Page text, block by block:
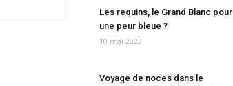
Les requins, le Grand Blanc pour
une peur bleue ?
10 mai 2023
Voyage de noces dans le